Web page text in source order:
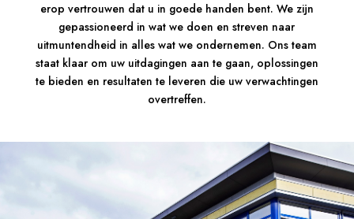
erop vertrouwen dat u in goede handen bent. We zijn
gepassioneerd in wat we doen en streven naar
uitmuntendheid in alles wat we ondernemen. Ons team
staat klaar om uw uitdagingen aan te gaan, oplossingen
te bieden en resultaten te leveren die uw verwachtingen
overtreffen.